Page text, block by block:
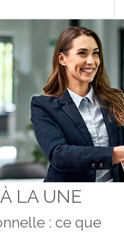
LA UNE
: ce que